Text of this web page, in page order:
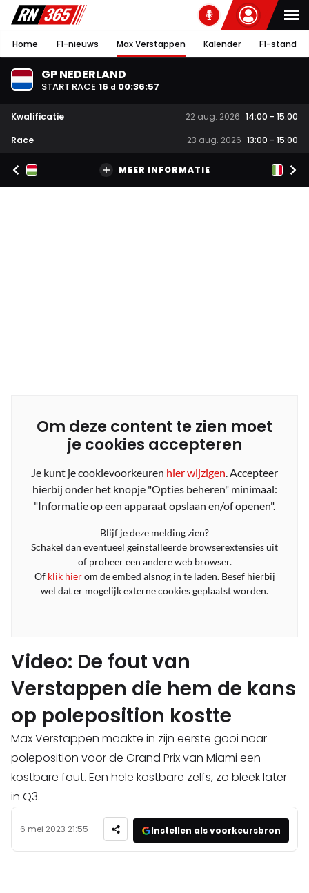
Home F1-nieuws Max Verstappen Kalender F1-stand
GP NEDERLAND
START RACE 16 d 00:36:56
Kwalificatie 22 aug. 2026 14:00 - 15:00
Race
23 aug. 2026 13:00 - 15:00
MEER INFORMATIE
Om deze content te zien moet
je cookies accepteren
Je kunt je cookievoorkeuren hier wijzigen. Accepteer
hierbij onder het knopje "Opties beheren" minimaal:
"Informatie op een apparaat opslaan en/of openen".
Blijf je deze melding zien?
Schakel dan eventueel geinstalleerde browserextensies uit
of probeer een andere web browser.
Of klik hierom de embed alsnog in te laden. Besef hierbij
wel dat er mogelijk externe cookies geplaatst worden.
Video: De fout van
Verstappen die hem de kans
op poleposition kostte
Max Verstappen maakte in zijn eerste gooi naar
poleposition voor de Grand Prix van Miami een
kostbare fout. Een hele kostbare zelfs, zo bleek later
in Q3.
6 mei 2023 21:55 Instellen als voorkeursbron